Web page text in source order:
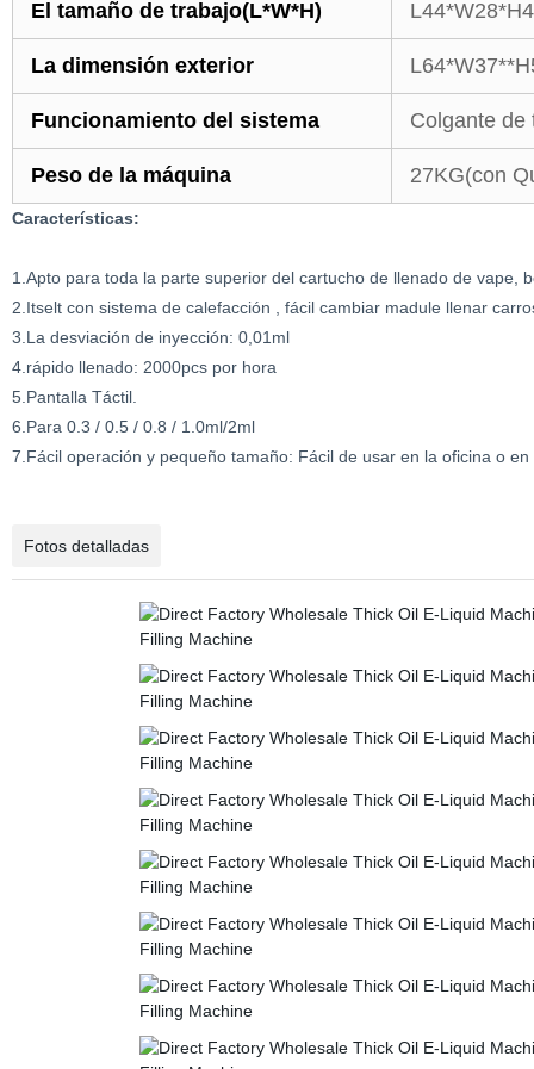
El tamaño de trabajo(L*W*H)
La dimensión exterior
Funcionamiento del sistema Colgante de
Peso de la máquina 27KG(con
Características:
1.Apto para toda la parte superior del cartucho de llenado de vape,
2.Itselt con sistema de calefacción , fácil cambiar madule llenar
3.La desviación de inyección: 0,01ml
4.rápido llenado: 2000pcs por hora
5.Pantalla Táctil.
6.Para 0.3 / 0.5 / 0.8 / 1.0ml/2ml
7.Fácil operación y pequeño tamaño: Fácil de usar en la oficina o en
Fotos detalladas